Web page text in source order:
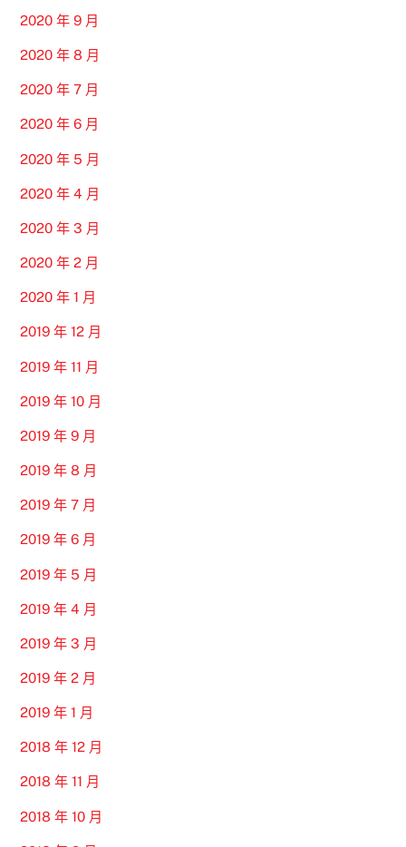
2020 年 9 月
2020 年 8 月
2020 年 7 月
2020 年 6 月
2020 年 5 月
2020 年 4 月
2020 年 3 月
2020 年 2 月
2020 年 1 月
2019 年 12 月
2019 年 11 月
2019 年 10 月
2019 年 9 月
2019 年 8 月
2019 年 7 月
2019 年 6 月
2019 年 5 月
2019 年 4 月
2019 年 3 月
2019 年 2 月
2019 年 1 月
2018 年 12 月
2018 年 11 月
2018 年 10 月